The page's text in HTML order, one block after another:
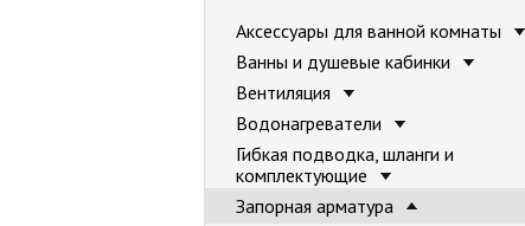
Аксессуары для ванной комнаты
Ванны и душевые кабинки
Вентиляция
Водонагреватели
Гибкая подводка, шланги и
комплектующие
Запорная арматура